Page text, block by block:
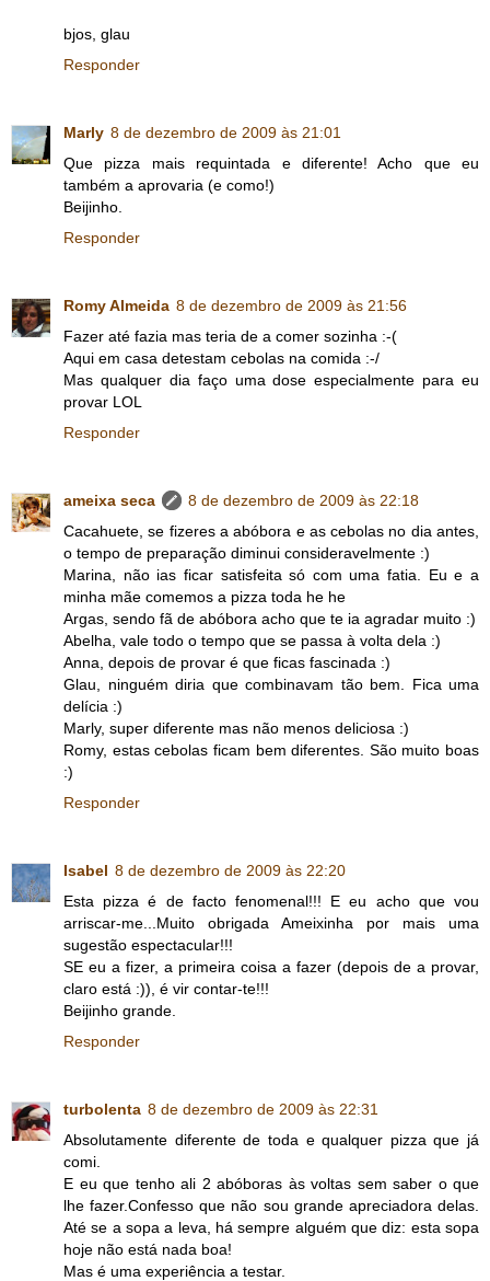
bjos, glau
Responder
Marly 8 de dezembro de 2009 às 21:01
Que pizza mais requintada e diferente! Acho que eu
também a aprovaria (e como!)
Beijinho.
Responder
Romy Almeida 8 de dezembro de 2009 às 21:56
Fazer até fazia mas teria de a comer sozinha :-(
Aqui em casa detestam cebolas na comida :-/
Mas qualquer dia faço uma dose especialmente para eu
provar LOL
Responder
ameixa seca
8 de dezembro de 2009 às 22:18
Cacahuete, se fizeres a abóbora e as cebolas no dia antes,
o tempo de preparação diminui consideravelmente :)
Marina, não ias ficar satisfeita só com uma fatia. Eu e a
minha mãe comemos a pizza toda he he
Argas, sendo fã de abóbora acho que te ia agradar muito :)
Abelha, vale todo o tempo que se passa à volta dela :)
Anna, depois de provar é que ficas fascinada :)
Glau, ninguém diria que combinavam tão bem. Fica uma
delícia :)
Marly, super diferente mas não menos deliciosa :)
Romy, estas cebolas ficam bem diferentes. São muito boas
:)
Responder
Isabel 8 de dezembro de 2009 às 22:20
Esta pizza é de facto fenomenal!!! E eu acho que vou
arriscar-me...Muito obrigada Ameixinha por mais uma
sugestão espectacular!!!
SE eu a fizer, a primeira coisa a fazer (depois de a provar,
claro está :)), é vir contar-te!!!
Beijinho grande.
Responder
turbolenta 8 de dezembro de 2009 às 22:31
Absolutamente diferente de toda e qualquer pizza que já
comi.
E eu que tenho ali 2 abóboras às voltas sem saber o que
lhe fazer.Confesso que não sou grande apreciadora delas.
Até se a sopa a leva, há sempre alguém que diz: esta sopa
hoje não está nada boa!
Mas é uma experiência a testar.